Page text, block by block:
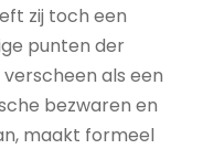
zij toch een
punten der
als een
bezwaren en
maakt formeel